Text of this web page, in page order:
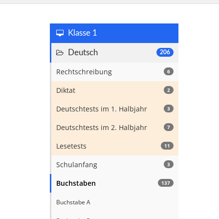
Klasse 1
206
Deutsch
6
Rechtschreibung
2
Diktat
3
Deutschtests im 1. Halbjahr
7
Deutschtests im 2. Halbjahr
11
Lesetests
3
Schulanfang
137
Buchstaben
Buchstabe A